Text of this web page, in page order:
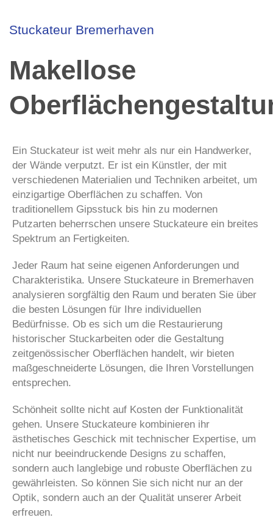
Stuckateur Bremerhaven
Makellose
Ein Stuckateur ist weit mehr als nur ein Handwerker,
der Wände verputzt. Er ist ein Künstler, der mit
verschiedenen Materialien und Techniken arbeitet, um
einzigartige Oberflächen zu schaffen. Von
traditionellem Gipsstuck bis hin zu modernen
Putzarten beherrschen unsere Stuckateure ein breites
Spektrum an Fertigkeiten.
Jeder Raum hat seine eigenen Anforderungen und
Charakteristika. Unsere Stuckateure in Bremerhaven
analysieren sorgfältig den Raum und beraten Sie über
die besten Lösungen für Ihre individuellen
Bedürfnisse. Ob es sich um die Restaurierung
historischer Stuckarbeiten oder die Gestaltung
zeitgenössischer Oberflächen handelt, wir bieten
maßgeschneiderte Lösungen, die Ihren Vorstellungen
entsprechen.
Schönheit sollte nicht auf Kosten der Funktionalität
gehen. Unsere Stuckateure kombinieren ihr
ästhetisches Geschick mit technischer Expertise, um
nicht nur beeindruckende Designs zu schaffen,
sondern auch langlebige und robuste Oberflächen zu
gewährleisten. So können Sie sich nicht nur an der
Optik, sondern auch an der Qualität unserer Arbeit
erfreuen.